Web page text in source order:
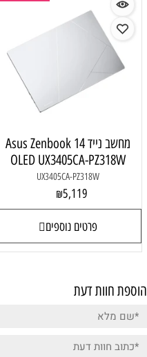
מחשב נייד Asus Zenbook 14
OLED UX3405CA-PZ318W
UX3405CA-PZ318W
₪5,119
פרטים נוספים
הוספת חוות דעת